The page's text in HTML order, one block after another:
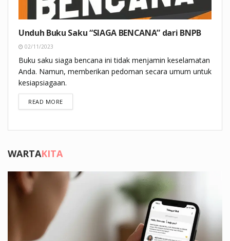
Unduh Buku Saku “SIAGA BENCANA” dari BNPB
02/11/2023
Buku saku siaga bencana ini tidak menjamin keselamatan
Anda. Namun, memberikan pedoman secara umum untuk
kesiapsiagaan.
READ MOREDETAILS
WARTAKITA